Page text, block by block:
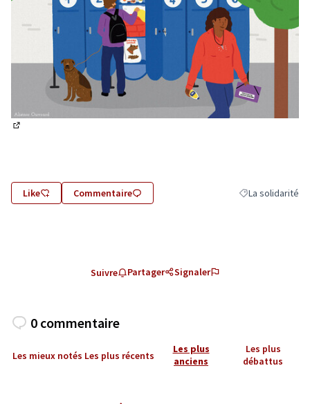
Like Commentaire Filtrer les
La solidarité
Suivre Partager Signaler
0 commentaire
Les mieux notés Les plus récents
Les plus
anciens
Les plus
débattus